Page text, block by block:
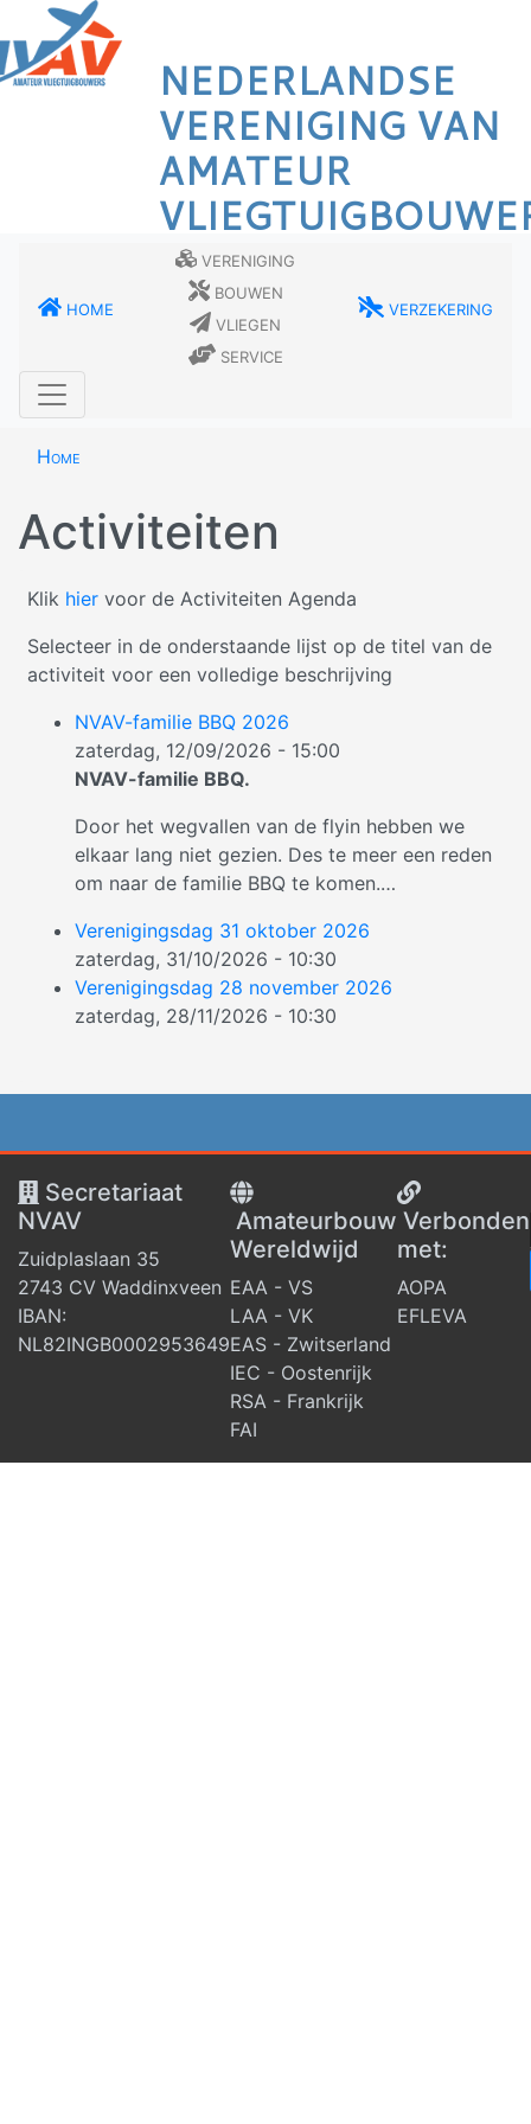
Overslaan
en
naar
NEDERLANDSE
VERENIGING VAN
AMATEUR
Home
Vereniging
Bouwen
Vliegen
Service
Verzekering
Home
Activiteiten
Klik hier voor de Activiteiten Agenda
Selecteer in de onderstaande lijst op de titel van de
activiteit voor een volledige beschrijving
NVAV-familie BBQ 2026
zaterdag, 12/09/2026 - 15:00
NVAV-familie BBQ.
Door het wegvallen van de flyin hebben we
elkaar lang niet gezien. Des te meer een reden
om naar de familie BBQ te komen.…
Verenigingsdag 31 oktober 2026
zaterdag, 31/10/2026 - 10:30
Verenigingsdag 28 november 2026
zaterdag, 28/11/2026 - 10:30
Secretariaat
NVAV
Zuidplaslaan 35
2743 CV Waddinxveen
IBAN:
NL82INGB0002953649
Amateurbouw
Wereldwijd
EAA - VS
LAA - VK
EAS - Zwitserland
IEC - Oostenrijk
RSA - Frankrijk
FAI
Verbonden
met:
AOPA
EFLEVA